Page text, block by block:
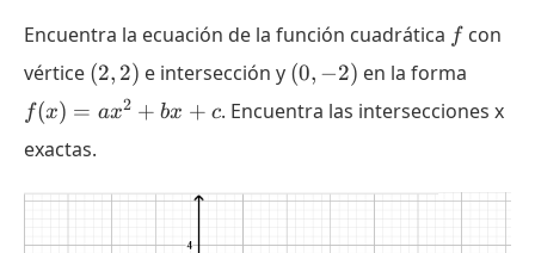
Encuentra la ecuación de la función cuadrática ff con
vértice (2,
2)
(2, 2) e intersección y (0,
-2)
(0, −2) en la forma
x^2
+ c
f(x) = ax2 + bx + c. Encuentra las intersecciones x
exactas.